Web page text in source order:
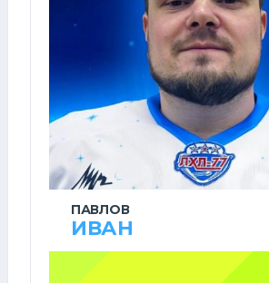
ПАВЛОВ
ИВАН